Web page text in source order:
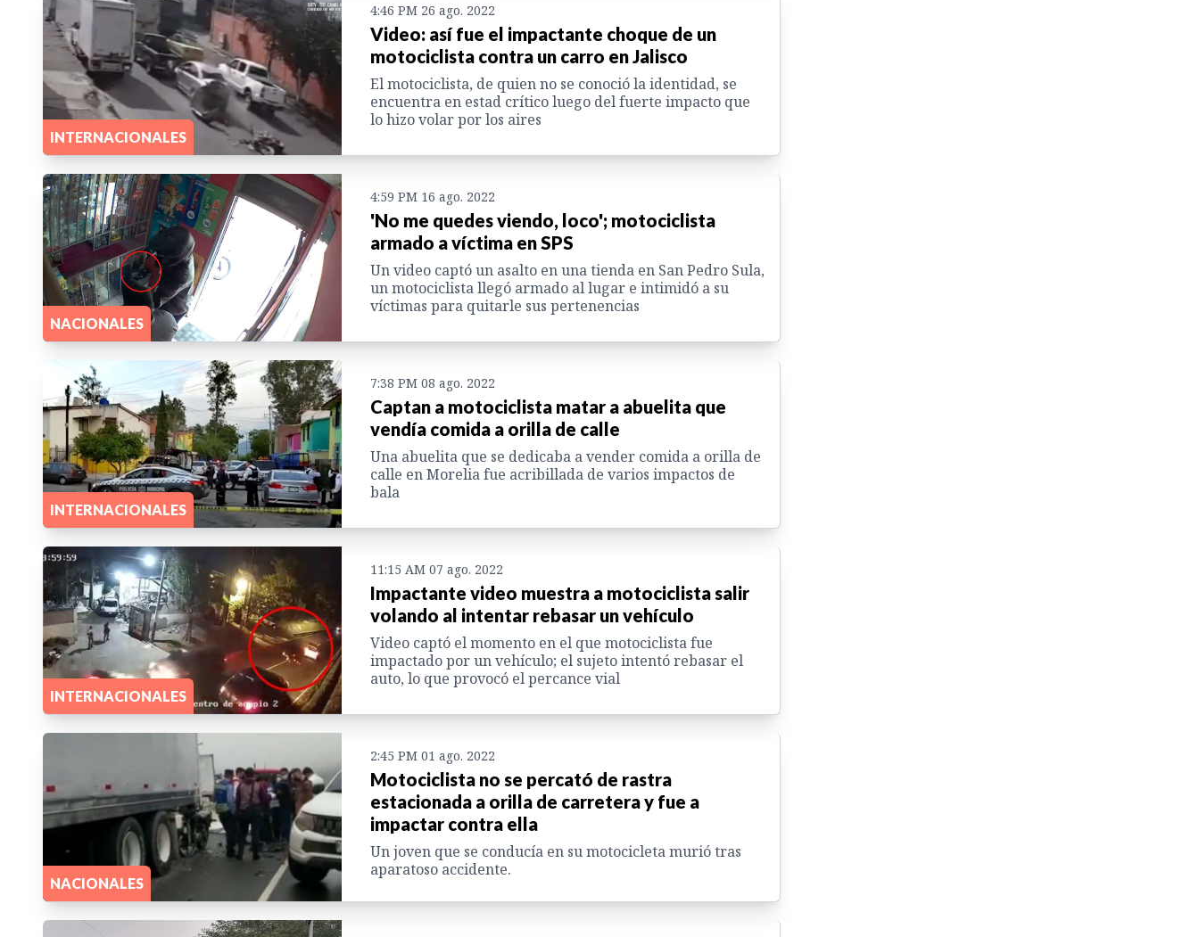
INTERNACIONALES
4:46 PM 26 ago. 2022
Video: así fue el impactante choque de un
motociclista contra un carro en Jalisco
El motociclista, de quien no se conoció la identidad, se
encuentra en estad crítico luego del fuerte impacto que
lo hizo volar por los aires
NACIONALES
4:59 PM 16 ago. 2022
'No me quedes viendo, loco'; motociclista
armado a víctima en SPS
Un video captó un asalto en una tienda en San Pedro Sula,
un motociclista llegó armado al lugar e intimidó a su
víctimas para quitarle sus pertenencias
INTERNACIONALES
7:38 PM 08 ago. 2022
Captan a motociclista matar a abuelita que
vendía comida a orilla de calle
Una abuelita que se dedicaba a vender comida a orilla de
calle en Morelia fue acribillada de varios impactos de
bala
INTERNACIONALES
11:15 AM 07 ago. 2022
Impactante video muestra a motociclista salir
volando al intentar rebasar un vehículo
Video captó el momento en el que motociclista fue
impactado por un vehículo; el sujeto intentó rebasar el
auto, lo que provocó el percance vial
NACIONALES
2:45 PM 01 ago. 2022
Motociclista no se percató de rastra
estacionada a orilla de carretera y fue a
impactar contra ella
Un joven que se conducía en su motocicleta murió tras
aparatoso accidente.